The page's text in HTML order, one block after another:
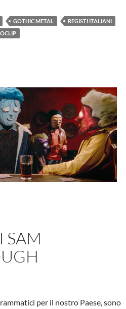
GOTHIC METAL
REGISTI ITALIANI
SAM
per il nostro Paese, sono